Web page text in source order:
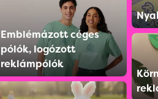
Emblémázott céges
pólók, logózott
reklámpólók
14 LED-
sörnyitó,
kés.